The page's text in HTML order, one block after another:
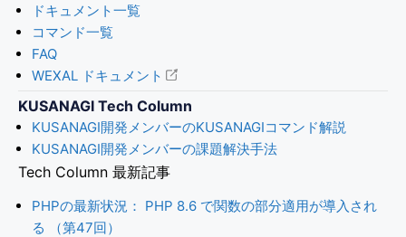
ドキュメント一覧
コマンド一覧
FAQ
WEXAL ドキュメント
KUSANAGI Tech Column
KUSANAGI開発メンバーのKUSANAGIコマンド解説
KUSANAGI開発メンバーの課題解決手法
Tech Column 最新記事
PHPの最新状況： PHP 8.6 で関数の部分適用が導入され
る （第47回）